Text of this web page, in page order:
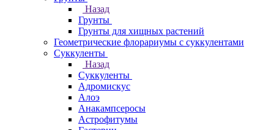
Назад
Грунты
Грунты для хищных растений
Геометрические флорариумы с суккулентами
Суккуленты
Назад
Суккуленты
Адромискус
Алоэ
Анакампсеросы
Астрофитумы